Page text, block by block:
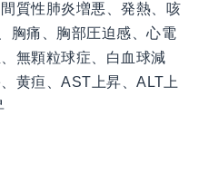
質性肺炎増悪、発熱、咳
胸痛、胸部圧迫感、心電
無顆粒球症、白血球減
黄疸、AST上昇、ALT上